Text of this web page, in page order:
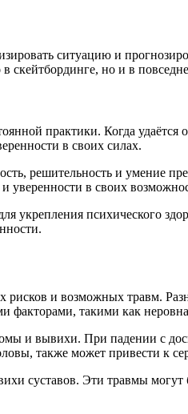
ситуацию и
скейтбординге, но и в
практики. Когда
в своих силах.
решительность и умение
уверенности в своих
укрепления психического
и возможных травм.
факторами, такими как
и вывихи. При падении с
также может привести к
суставов. Эти травмы